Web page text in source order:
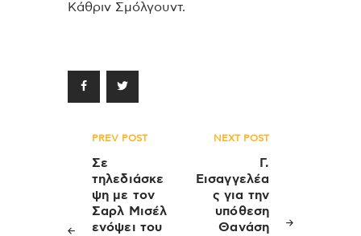
Κάθριν Σμόλγουντ.
Πλοήγηση
άρθρων
PREV POST
Σε
τηλεδιάσκε
ψη με τον
Σαρλ Μισέλ
ενόψει του
NEXT POST
Γ.
Εισαγγελέα
ς για την
υπόθεση
Θανάση